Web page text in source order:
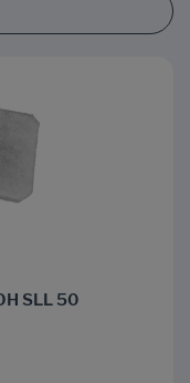
SLL 50